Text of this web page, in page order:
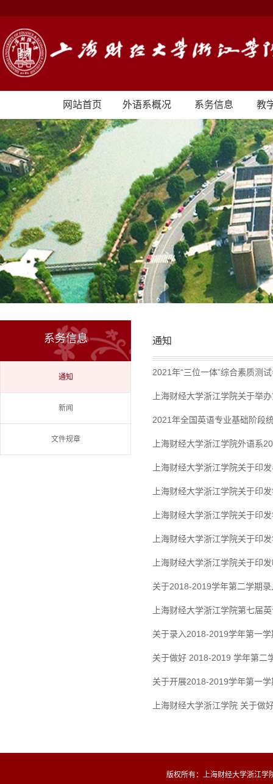
网站首页 外语系概况 系务信息 教
系务信息
通知
新闻
文件规章
通知
2021年“三位一体”综合素质测
上海财经大学浙江学院关于举
2021年全国英语专业基础阶段
上海财经大学浙江学院外语系
上海财经大学浙江学院关于印
上海财经大学浙江学院关于印
上海财经大学浙江学院关于印
上海财经大学浙江学院关于印
上海财经大学浙江学院关于印
关于2018-2019学年第二学期
上海财经大学浙江学院第七届
关于录入2018-2019学年第一
关于做好 2018-2019 学年第二
关于开展2018-2019学年第一
上海财经大学浙江学院 关于做
版权所有：上海财经大学浙江